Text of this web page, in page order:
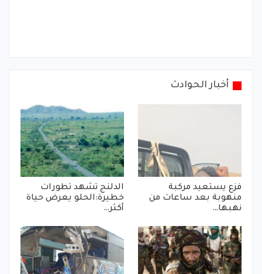
أخبار الحوادث
فزع يستعيد مركبة
منهوبة بعد ساعات من
نهبها…
الدلنج تشهد تطورات
خطيرة:الحلو يعرض حياة
أكثر…